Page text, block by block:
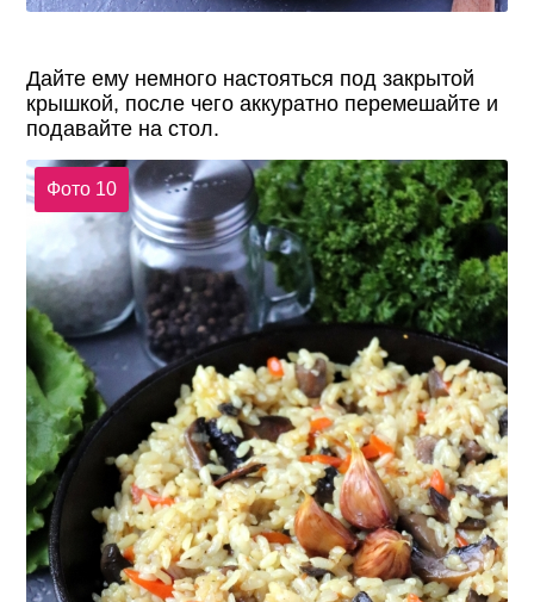
Дайте ему немного настояться под закрытой
крышкой, после чего аккуратно перемешайте и
подавайте на стол.
Фото 10